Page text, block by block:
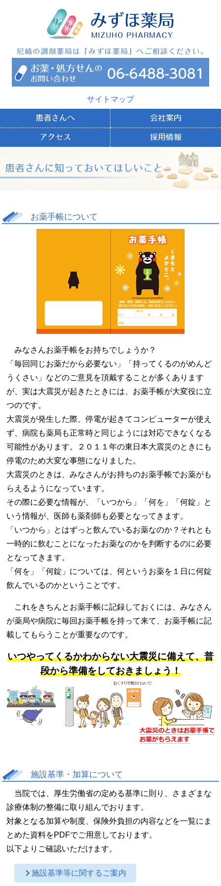
サイトマップ
患者さんへ 会社案内
アクセス 採用情報
患者さんに知っておいてほしいこと
お薬手帳について
みなさんお薬手帳をお持ちでしょうか？
「毎回同じお薬だから必要ない」「持ってくるのがめんど
うくさい」などのご意見を頂戴することが多くあります
が、実は大震災が起きたときには、お薬手帳が大変役に立
つのです。
大震災が発生した際、停電が起きてコンピューターが使え
ず、病院も薬局も正常時と同じようには対応できなくなる
可能性があります。２０１１年の東日本大震災のときにも
停電のため大変な事態になりました。
大震災のときは、みなさんがお持ちのお薬手帳でお薬がも
らえるようになっています。
その際に必要な情報が、「いつから」「何を」「何錠」と
いう情報が、医師も薬剤師も必要となってきます。
「いつから」とはずっと飲んでいるお薬なのか？それとも
一時的に飲むことになったお薬なのかを判断するのに必要
となってきます。
「何を」「何錠」については、何というお薬を１日に何錠
飲んでいるのかということです。
これをきちんとお薬手帳に記録しておくには、みなさん
が薬局や病院に毎回お薬手帳を持って来て、お薬手帳に記
載してもらうことが重要なのです。
いつやってくるかわからない大震災に備えて、普
段から準備をしておきましょう！
施設基準・加算について
当院では、厚生労働省の定める基準に則り、さまざまな
診療体制の整備に取り組んでおります。
対象となる加算や制度、保険外負担の内容などを一覧にま
とめた資料をPDFでご用意しております。
以下よりご確認いただけます。
施設基準等に関するご案内